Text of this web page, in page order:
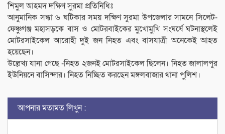
শিমুল আহমদ দক্ষিণ সুরমা প্রতিনিধিঃ
আনুমানিক সন্ধা ৬ ঘটিকার সময় দক্ষিণ সুরমা উপজেলার সামনে সিলেট-
ফেঞ্চুগঞ্জ মহাসড়কে বাস ও মোটরবাইকের মুখোমুখি সংঘর্ষে ঘটনাস্থলেই
মোটরসাইকেল আরোহী দুই জন নিহত এবং বাসযাত্রী অনেকেই আহত
হয়েছেন।
উল্লেখ্য যানা গেছে -নিহত ২জনই মোটরসাইকেল ছিলেন। নিহত জালালপুর
ইউনিয়নে বাসিন্দার। নিহত নিচ্ছিত করছেন মঙ্গলবাজার থানা পুলিশ।
আপনার মতামত লিখুন :